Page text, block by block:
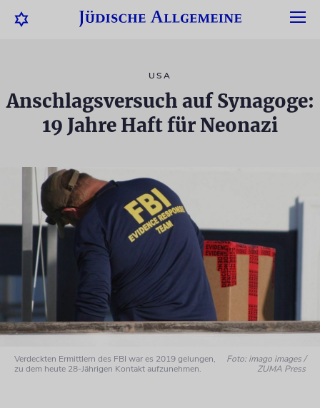
USA
Anschlagsversuch auf Synagoge:
19 Jahre Haft für Neonazi
Verdeckten Ermittlern des FBI war es 2019 gelungen,
zu dem heute 28-Jährigen Kontakt aufzunehmen.
Foto: imago images /
ZUMA Press